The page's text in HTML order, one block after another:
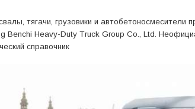
тягачи, грузовики и автобетоносмесители
Benchi Heavy-Duty Truck Group Co., Ltd.
справочник